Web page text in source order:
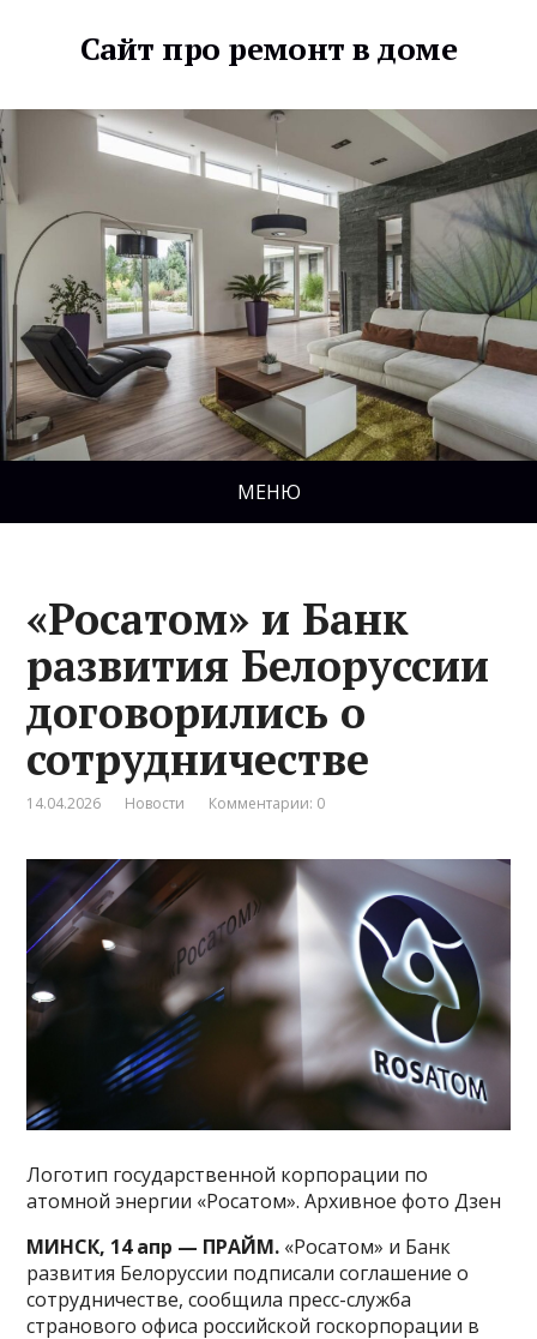
Сайт про ремонт в доме
МЕНЮ
«Росатом» и Банк
развития Белоруссии
договорились о
сотрудничестве
14.04.2026 Новости Комментарии: 0
Логотип государственной корпорации по
атомной энергии «Росатом». Архивное фото Дзен
МИНСК, 14 апр — ПРАЙМ. «Росатом» и Банк
развития Белоруссии подписали соглашение о
сотрудничестве, сообщила пресс-служба
странового офиса российской госкорпорации в